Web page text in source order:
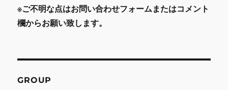
※ご不明な点はお問い合わせフォームまたはコメント
欄からお願い致します。
GROUP